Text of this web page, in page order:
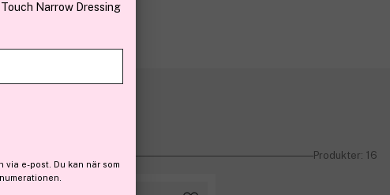
Produkter: 16
Narrow Dressing
e-post. Du kan när som